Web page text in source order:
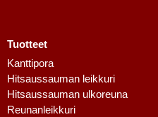
Tuotteet
Kanttipora
Hitsaussauman leikkuri
Hitsaussauman ulkoreuna
Reunanleikkuri
Swedish
Dutch